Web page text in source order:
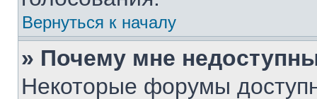
Вернуться к началу
» Почему мне
Некоторые форумы